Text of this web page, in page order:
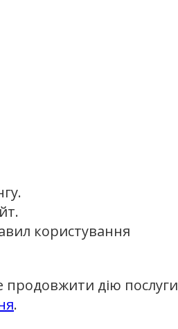
користування
дію послуги
.